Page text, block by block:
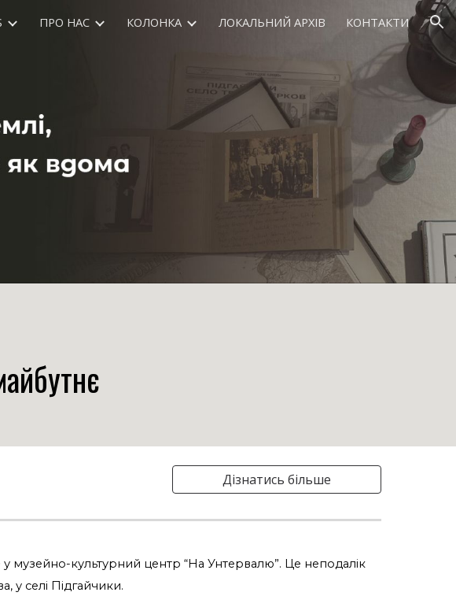
Skip to navigation
ПРО НАС КОЛОНКА ЛОКАЛЬНИЙ АРХІВ КОНТАКТИ
Дізнатись більше
у музейно-культурний центр “На Унтервалю”. Це неподалік
у селі Підгайчики.